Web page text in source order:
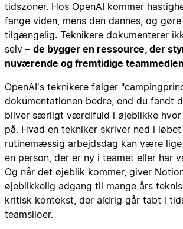
tidszoner. Hos OpenAI kommer
fange viden, mens den dannes, og
tilgængelig. Teknikere dokumenterer
selv – de bygger en ressource, der
nuværende og fremtidige
OpenAI's teknikere følger
dokumentationen bedre, end du fandt
bliver særligt værdifuld i øjeblikke
på. Hvad en tekniker skriver ned i
rutinemæssig arbejdsdag kan være
en person, der er ny i teamet eller har
Og når det øjeblik kommer, giver
øjeblikkelig adgang til mange års
kritisk kontekst, der aldrig går tabt i
teamsiloer.